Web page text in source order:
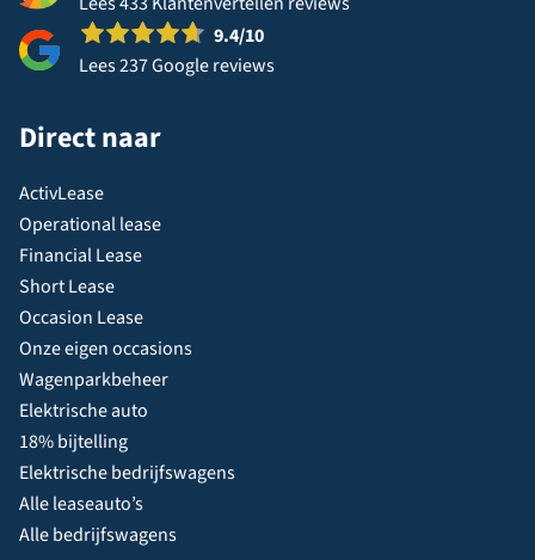
9.4/10
Lees 237 Google reviews
Direct naar
ActivLease
Operational lease
Financial Lease
Short Lease
Occasion Lease
Onze eigen occasions
Wagenparkbeheer
Elektrische auto
18% bijtelling
Elektrische bedrijfswagens
Alle leaseauto’s
Alle bedrijfswagens